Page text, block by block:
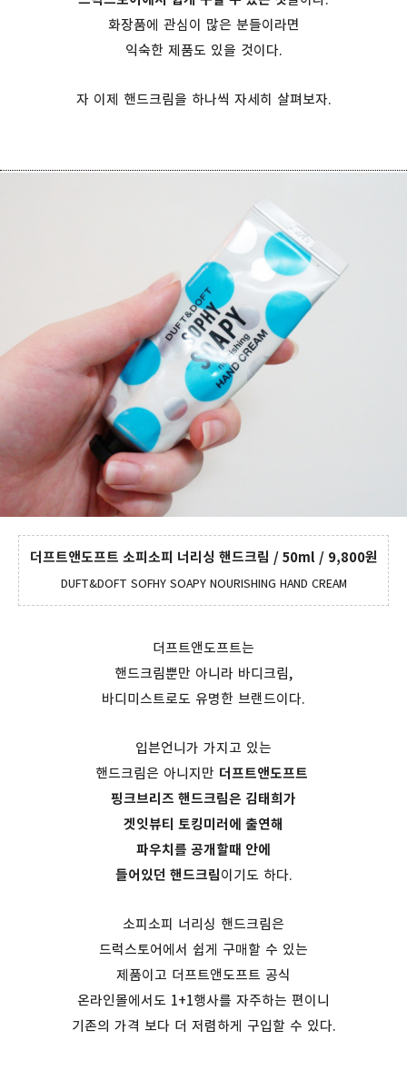
화장품에 관심이 많은 분들이라면
익숙한 제품도 있을 것이다.
자 이제 핸드크림을 하나씩 자세히 살펴보자.
더프트앤도프트 소피소피 너리싱 핸드크림 / 50ml / 9,800원
DUFT&DOFT SOFHY SOAPY NOURISHING HAND CREAM
더프트앤도프트는
핸드크림뿐만 아니라 바디크림,
바디미스트로도 유명한 브랜드이다.
입븐언니가 가지고 있는
핸드크림은 아니지만 더프트앤도프트
핑크브리즈 핸드크림은 김태희가
겟잇뷰티 토킹미러에 출연해
파우치를 공개할때 안에
들어있던 핸드크림이기도 하다.
소피소피 너리싱 핸드크림은
드럭스토어에서 쉽게 구매할 수 있는
제품이고 더프트앤도프트 공식
온라인몰에서도 1+1행사를 자주하는 편이니
기존의 가격 보다 더 저렴하게 구입할 수 있다.